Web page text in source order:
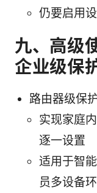
仍要启用
九、高级
企业级保
路由器级保
实现家庭
逐一设置
适用于智
员多设备